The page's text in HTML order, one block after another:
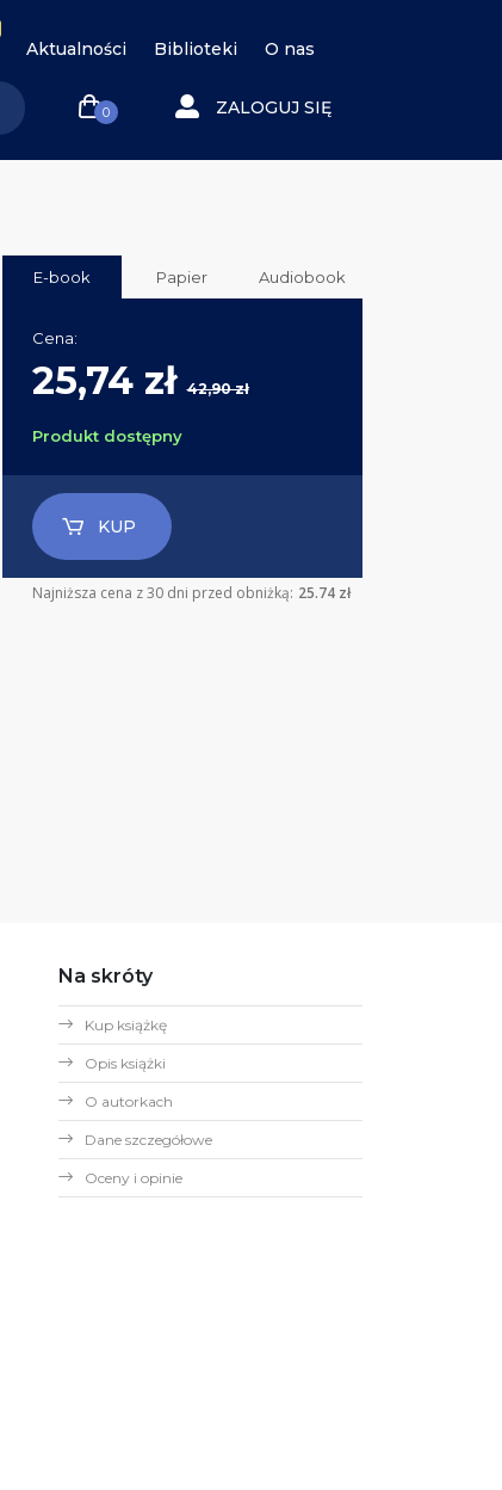
Aktualności Biblioteki O nas
0 ZALOGUJ SIĘ
E-book Papier Audiobook
Cena:
25,74 zł42,90 zł
Produkt dostępny
KUP
Najniższa cena z 30 dni przed obniżką: 25.74 zł
Na skróty
Kup książkę
Opis książki
O autorkach
Dane szczegółowe
Oceny i opinie